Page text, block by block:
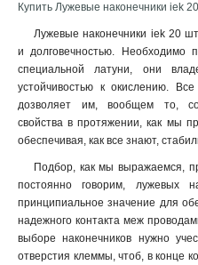
Купить Лужевые наконечники iek
Лужевые наконечники iek 20
и долговечностью. Необходимо
специальной латуни, они
устойчивостью к окислению.
дозволяет им, вообщем то,
свойства в протяжении, как мы
обеспечивая, как все знают,
Подбор, как мы выражаемся,
постоянно говорим, лужевых
принципиальное значение для
надежного контакта меж
выборе наконечников нужно
отверстия клеммы, чтоб, в конце